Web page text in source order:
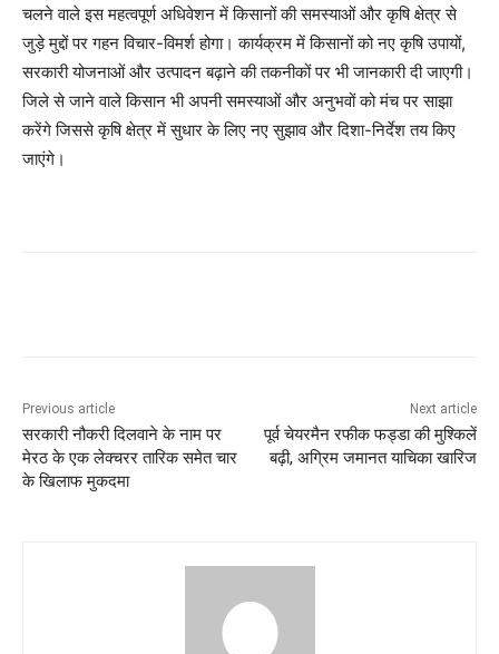
चलने वाले इस महत्वपूर्ण अधिवेशन में किसानों की समस्याओं और कृषि क्षेत्र से
जुड़े मुद्दों पर गहन विचार-विमर्श होगा। कार्यक्रम में किसानों को नए कृषि उपायों,
सरकारी योजनाओं और उत्पादन बढ़ाने की तकनीकों पर भी जानकारी दी जाएगी।
जिले से जाने वाले किसान भी अपनी समस्याओं और अनुभवों को मंच पर साझा
करेंगे जिससे कृषि क्षेत्र में सुधार के लिए नए सुझाव और दिशा-निर्देश तय किए
जाएंगे।
Previous article
सरकारी नौकरी दिलवाने के नाम पर
मेरठ के एक लेक्चरर तारिक समेत चार
के खिलाफ मुकदमा
Next article
पूर्व चेयरमैन रफीक फड्डा की मुश्किलें
बढ़ी, अग्रिम जमानत याचिका खारिज